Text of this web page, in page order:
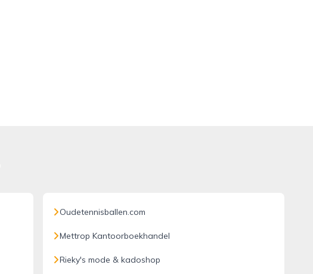
Oudetennisballen.com
Mettrop Kantoorboekhandel
Rieky's mode & kadoshop